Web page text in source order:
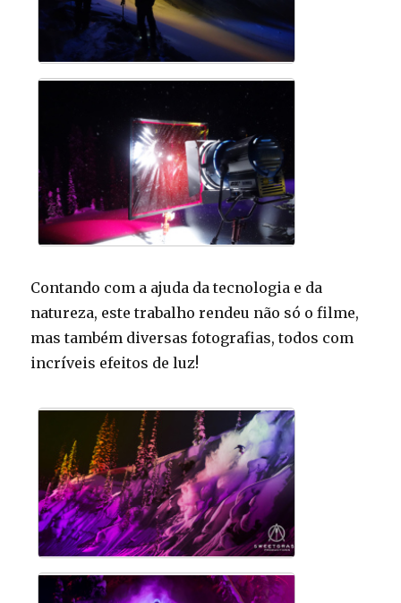
Contando com a ajuda da tecnologia e da
natureza, este trabalho rendeu não só o filme,
mas também diversas fotografias, todos com
incríveis efeitos de luz!